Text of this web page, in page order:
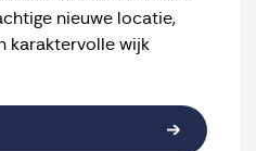
nieuwe locatie,
karaktervolle wijk